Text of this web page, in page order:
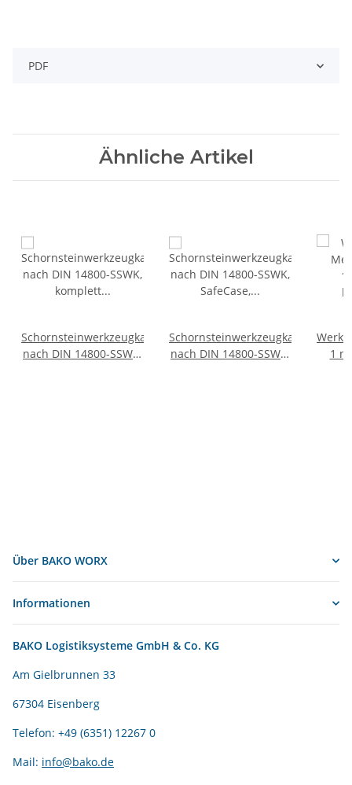
PDF
Ähnliche Artikel
Schornsteinwerkzeugkasten
nach DIN 14800-SSWK,
Schornsteinwerkzeugkasten
nach DIN 14800-SSWK,
1
Über BAKO WORX
Informationen
BAKO Logistiksysteme GmbH & Co. KG
Am Gielbrunnen 33
67304 Eisenberg
Telefon: +49 (6351) 12267 0
Mail: info@bako.de